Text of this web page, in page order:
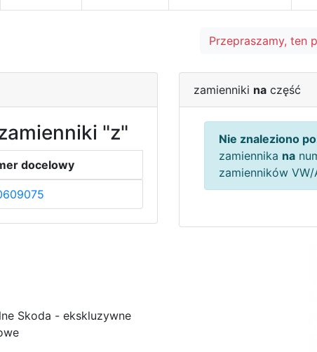
Przepraszamy, ten
"z"
docelowy
zamienniki na część
Nie znaleziono
zamiennika na
zamienników VW/
Skoda - ekskluzywne